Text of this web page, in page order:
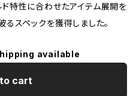
ド特性に合わせたアイテム展開を
るスペックを獲得しました。
available
cart